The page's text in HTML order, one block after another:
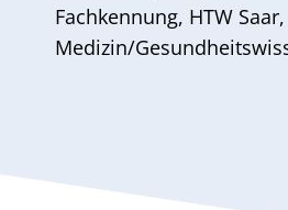
Fachkennung, HTW Saar,
Medizin/